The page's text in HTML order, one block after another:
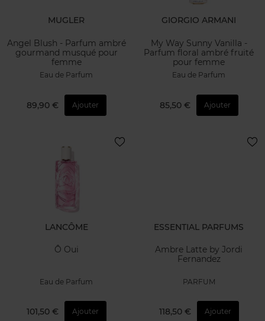
MUGLER
Angel Blush - Parfum ambré
gourmand musqué pour
femme
Eau de Parfum
89,90 € Ajouter
GIORGIO ARMANI
My Way Sunny Vanilla -
Parfum floral ambré fruité
pour femme
Eau de Parfum
85,50 € Ajouter
LANCÔME
Ô Oui
Eau de Parfum
101,50 € Ajouter
ESSENTIAL PARFUMS
Ambre Latte by Jordi
Fernandez
PARFUM
118,50 € Ajouter